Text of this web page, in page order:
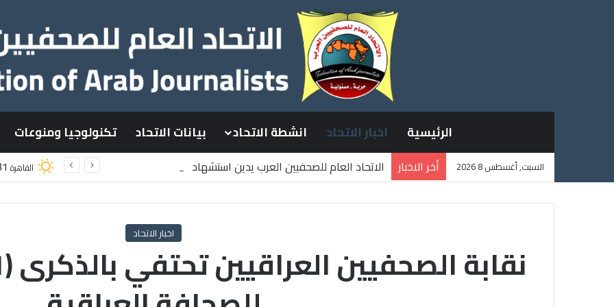
الرئيسية اخبار الاتحاد انشطة الاتحاد بيانات الاتحاد تكنولوجيا ومنوعات
السبت, أغسطس 8 2026 أخر الاخبار
الاتحاد العام للصحفيين العرب يدين استشهاد
القاهرة
اخبار الاتحاد